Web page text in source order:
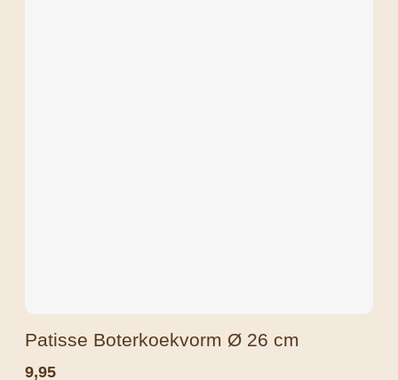
Patisse Boterkoekvorm Ø 26 cm
9,95